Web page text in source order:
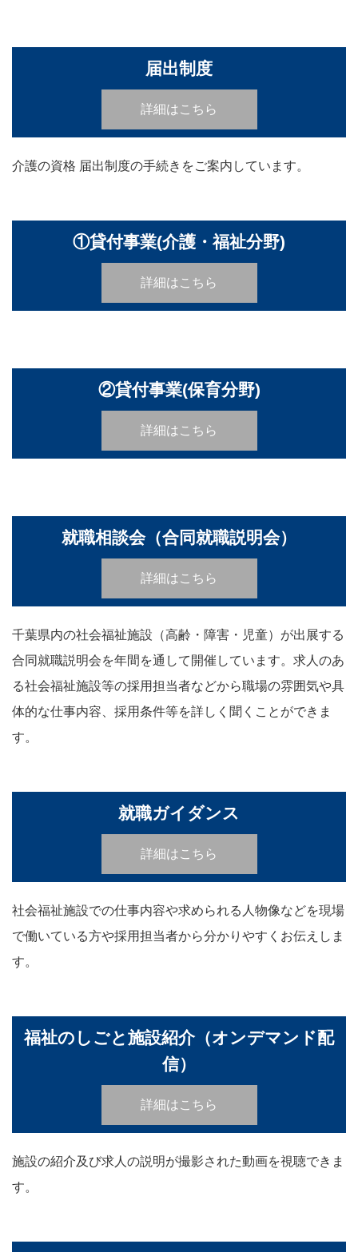
届出制度
詳細はこちら
介護の資格 届出制度の手続きをご案内しています。
①貸付事業(介護・福祉分野)
詳細はこちら
②貸付事業(保育分野)
詳細はこちら
就職相談会（合同就職説明会）
詳細はこちら
千葉県内の社会福祉施設（高齢・障害・児童）が出展する
合同就職説明会を年間を通して開催しています。求人のあ
る社会福祉施設等の採用担当者などから職場の雰囲気や具
体的な仕事内容、採用条件等を詳しく聞くことができま
す。
就職ガイダンス
詳細はこちら
社会福祉施設での仕事内容や求められる人物像などを現場
で働いている方や採用担当者から分かりやすくお伝えしま
す。
福祉のしごと施設紹介（オンデマンド配
信）
詳細はこちら
施設の紹介及び求人の説明が撮影された動画を視聴できま
す。